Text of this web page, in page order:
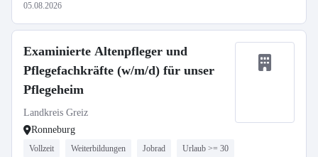
05.08.2026
Examinierte Altenpfleger und
Pflegefachkräfte (w/m/d) für unser
Pflegeheim
Landkreis Greiz
Ronneburg
Vollzeit Weiterbildungen Jobrad Urlaub >= 30